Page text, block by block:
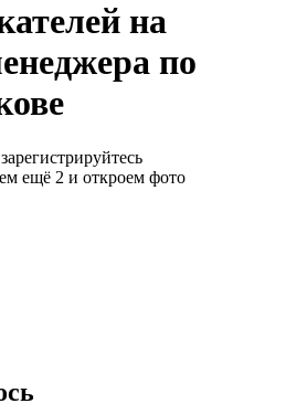
на
по
ещё 2 и откроем фото